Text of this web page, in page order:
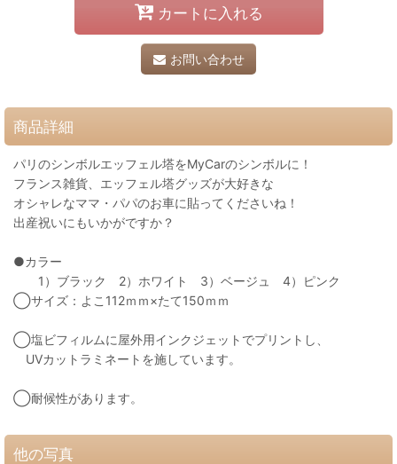
カートに入れる
お問い合わせ
商品詳細
パリのシンボルエッフェル塔をMyCarのシンボルに！
フランス雑貨、エッフェル塔グッズが大好きな
オシャレなママ・パパのお車に貼ってくださいね！
出産祝いにもいかがですか？
●カラー
1）ブラック 2）ホワイト 3）ベージュ 4）ピンク
◯サイズ：よこ112ｍｍ×たて150ｍｍ
◯塩ビフィルムに屋外用インクジェットでプリントし、
UVカットラミネートを施しています。
◯耐候性があります。
他の写真